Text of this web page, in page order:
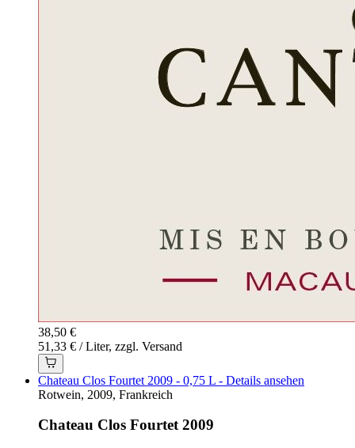
38,50 €
51,33 € / Liter, zzgl. Versand
Chateau Clos Fourtet 2009 - 0,75 L - Details ansehen
Rotwein, 2009, Frankreich
Chateau Clos Fourtet 2009